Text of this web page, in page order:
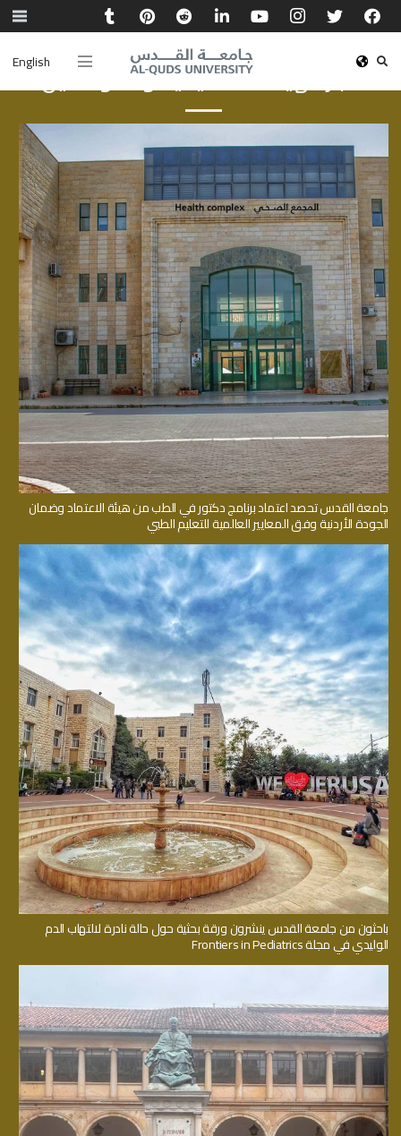
Englishأخبار الهيئة الأكاديمية والموظفين
جامعة القدس تحصد اعتماد برنامج دكتور في الطب من هيئة الاعتماد وضمان
الجودة الأردنية وفق المعايير العالمية للتعليم الطبي
باحثون من جامعة القدس ينشرون ورقة بحثية حول حالة نادرة لالتهاب الدم
الوليدي في مجلة Frontiers in Pediatrics